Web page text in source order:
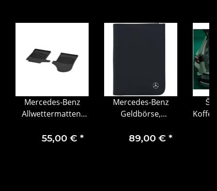
Mercedes-Benz
Allwettermatten,
Beifahrermatte, 2-
55,00 € *
Mercedes-Benz
Geldbörse,
Leder
89,00 € *